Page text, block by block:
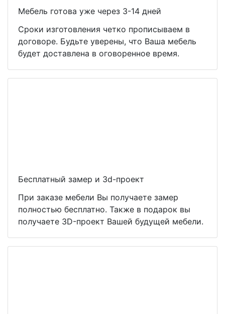
Мебель готова уже через 3-14 дней
Сроки изготовления четко прописываем в
договоре. Будьте уверены, что Ваша мебель
будет доставлена в оговоренное время.
Бесплатный замер и 3d-проект
При заказе мебели Вы получаете замер
полностью бесплатно. Также в подарок вы
получаете 3D-проект Вашей будущей мебели.